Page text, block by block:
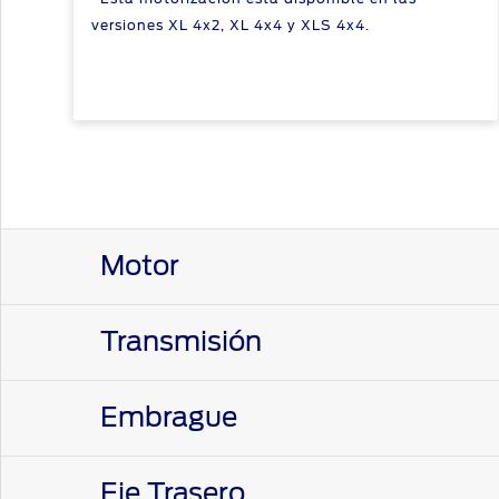
versiones XL 4x2, XL 4x4 y XLS 4x4.
Motor
Combustible
Emisiones
Transmisión
Marca / Modelo
Embrague